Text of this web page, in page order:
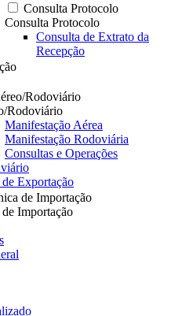
Consulta Protocolo
Consulta Protocolo
Consulta de Extrato da
Recepção
Rodoviário
Rodoviário
Manifestação Aérea
Manifestação Rodoviária
Consultas e Operações
Exportação
de Importação
Importação